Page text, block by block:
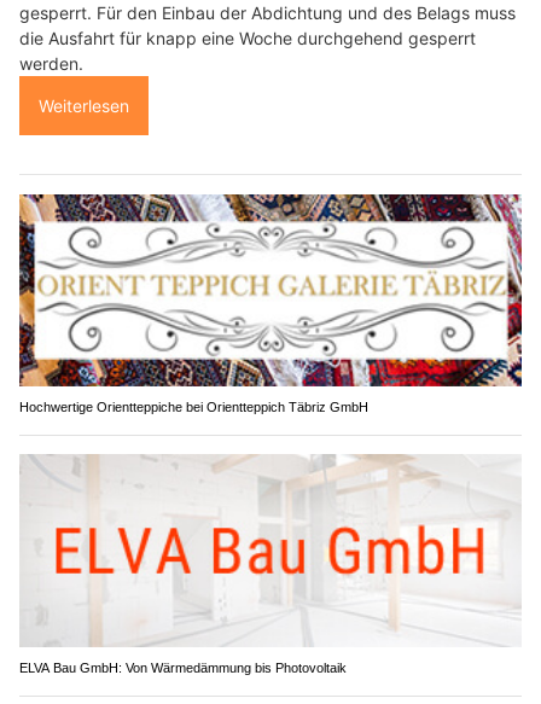
gesperrt. Für den Einbau der Abdichtung und des Belags muss
die Ausfahrt für knapp eine Woche durchgehend gesperrt
werden.
Weiterlesen
Hochwertige Orientteppiche bei Orientteppich Täbriz GmbH
ELVA Bau GmbH: Von Wärmedämmung bis Photovoltaik